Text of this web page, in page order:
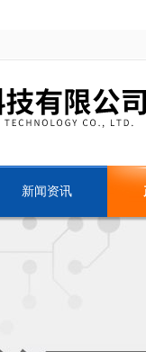
新闻资讯